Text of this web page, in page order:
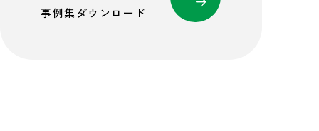
事例集ダウンロード